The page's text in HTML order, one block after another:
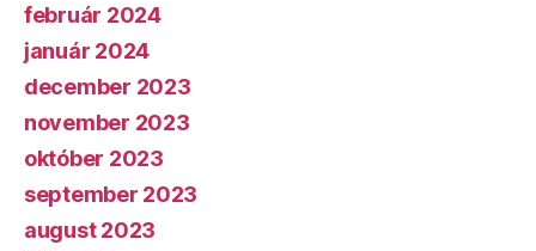
február 2024
január 2024
december 2023
november 2023
október 2023
september 2023
august 2023